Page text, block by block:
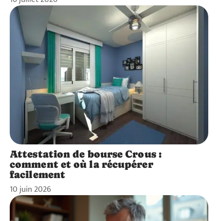
Attestation de bourse Crous :
comment et où la récupérer
facilement
10 juin 2026